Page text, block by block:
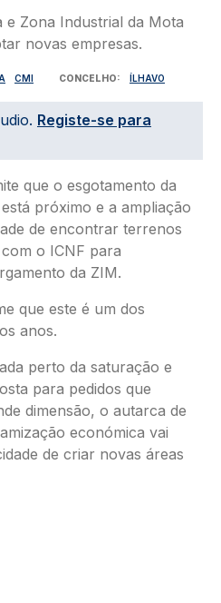
CMI CONCELHO ÍLHAVO
Registe-se para
que o esgotamento da
próximo e a ampliação
de encontrar terrenos
o ICNF para
da ZIM.
que este é um dos
anos.
perto da saturação e
para pedidos que
dimensão, o autarca de
económica vai
de criar novas áreas